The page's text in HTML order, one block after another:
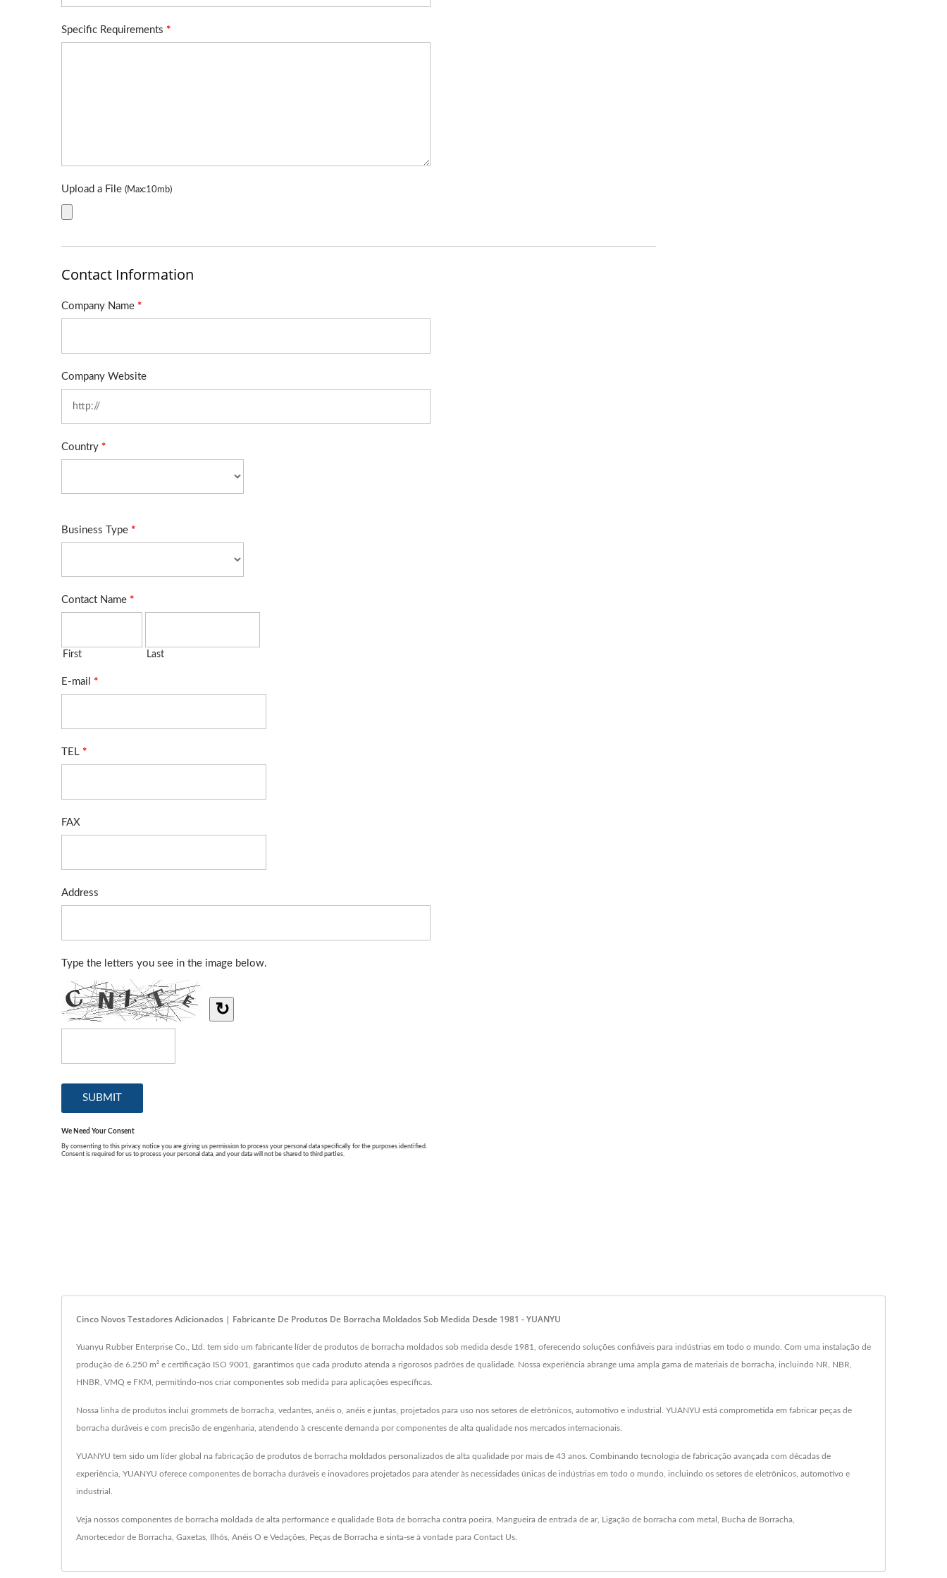
Cinco Novos Testadores Adicionados | Fabricante De Produtos De Borracha Moldados Sob Medida Desde 1981 - YUANYU
Yuanyu Rubber Enterprise Co., Ltd. tem sido um fabricante líder de produtos de borracha moldados sob medida desde 1981, oferecendo soluções confiáveis para indústrias em todo o mundo. Com uma instalação de
produção de 6.250 m² e certificação ISO 9001, garantimos que cada produto atenda a rigorosos padrões de qualidade. Nossa experiência abrange uma ampla gama de materiais de borracha, incluindo NR, NBR,
HNBR, VMQ e FKM, permitindo-nos criar componentes sob medida para aplicações específicas.
Nossa linha de produtos inclui grommets de borracha, vedantes, anéis o, anéis e juntas, projetados para uso nos setores de eletrônicos, automotivo e industrial. YUANYU está comprometida em fabricar peças de
borracha duráveis e com precisão de engenharia, atendendo à crescente demanda por componentes de alta qualidade nos mercados internacionais.
YUANYU tem sido um líder global na fabricação de produtos de borracha moldados personalizados de alta qualidade por mais de 43 anos. Combinando tecnologia de fabricação avançada com décadas de
experiência, YUANYU oferece componentes de borracha duráveis e inovadores projetados para atender às necessidades únicas de indústrias em todo o mundo, incluindo os setores de eletrônicos, automotivo e
industrial.
Veja nossos componentes de borracha moldada de alta performance e qualidade Bota de borracha contra poeira Mangueira de entrada de ar, Ligação de borracha com metal Bucha de Borracha
Amortecedor de Borracha Gaxetas Ilhós Anéis O e Vedações Peças de Borracha e sinta-se à vontade para Contact Us